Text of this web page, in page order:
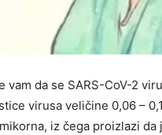
vam da se SARS-CoV-2
virusa veličine 0,06 –
iz čega proizlazi